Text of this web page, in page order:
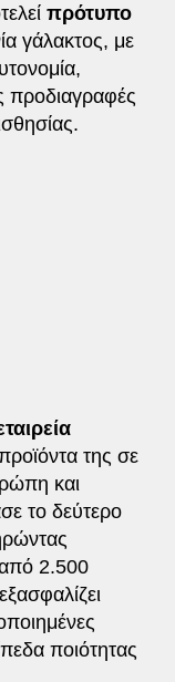
πρότυπο
γάλακτος, με
προδιαγραφές
της σε
και
το δεύτερο
2.500
ποιότητας